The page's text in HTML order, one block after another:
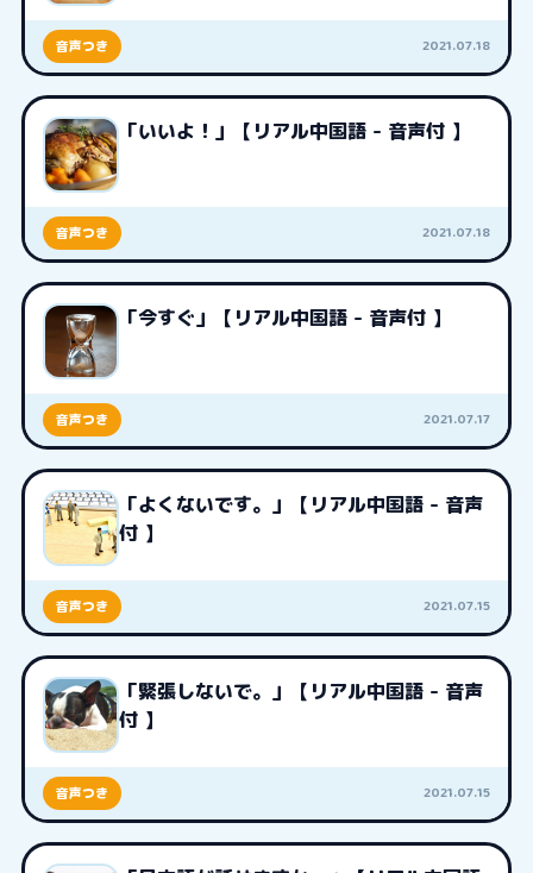
音声つき 2021.07.18
「いいよ！」【リアル中国語 - 音声付 】
音声つき 2021.07.18
「今すぐ」【リアル中国語 - 音声付 】
音声つき 2021.07.17
「よくないです。」【リアル中国語 - 音声
付 】
音声つき 2021.07.15
「緊張しないで。」【リアル中国語 - 音声
付 】
音声つき 2021.07.15